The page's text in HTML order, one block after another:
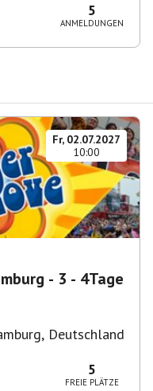
5
ANMELDUNGEN
Fr, 02.07.2027
10:00
- 3 - 4Tage
Deutschland
5
FREIE PLÄTZE